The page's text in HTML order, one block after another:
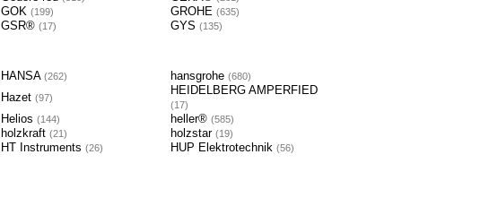
GOK 199 GROHE 635
GSR® 17 GYS 135
HANSA 262 hansgrohe 680
Hazet 97
HEIDELBERG AMPERFIED
17
Helios 144 heller® 585
holzkraft 21 holzstar 19
HT Instruments 26 HUP Elektrotechnik 56